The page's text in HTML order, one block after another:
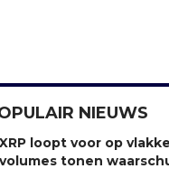
NIEUWS
XRP loopt voor op
volumes tonen